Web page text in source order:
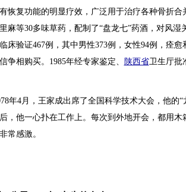
恢复功能的明显疗效，广泛用于治疗各种骨折
麻等30多味草药，配制了“盘龙七”药酒，对风
床验证467例，其中男性373例，女性94例，痊
争相购买。1985年经专家鉴定、
陕西省卫生厅批
年4月，王家成出席了全国科学技术大会，他的
，他一心扑在工作上。每次到外地开会，都用
常感激。